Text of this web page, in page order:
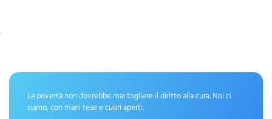
La povertà non dovrebbe mai togliere il diritto alla cura. Noi ci
siamo, con mani tese e cuori aperti.